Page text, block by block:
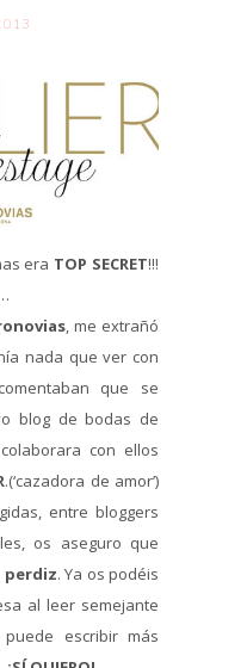
era TOP SECRET!!!
, me extrañó
nada que ver con
que se
blog de bodas de
con ellos
.(‘cazadora de amor’)
entre bloggers
os aseguro que
perdiz. Ya os podéis
al leer semejante
escribir más